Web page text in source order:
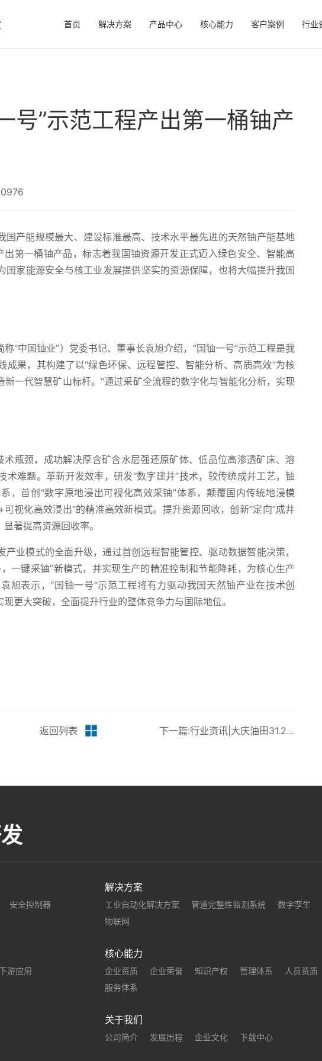
首页 解决方案 产品中心 核心能力 客户案例 行业
号”示范工程产出第一桶铀产
国产能规模最大、建设标准最高、技术水平最先进的天然铀产能基地
第一桶铀产品，标志着我国铀资源开发正式迈入绿色安全、智能高
国家能源安全与核工业发展提供坚实的资源保障，也将大幅提升我国
“中国铀业”）党委书记、董事长袁旭介绍，“国铀一号”示范工程是我
成果，其构建了以“绿色环保、远程管控、智能分析、高质高效”为核
一代智慧矿山标杆。“通过采矿全流程的数字化与智能化分析，实现
术瓶颈，成功解决厚含矿含水层强还原矿体、低品位高渗透矿床、溶
术难题。革新开发效率，研发“数字建井”技术，较传统成井工艺，铀
，首创“数字原地浸出可视化高效采铀”体系，颠覆国内传统地浸模
视化高效浸出”的精准高效新模式。提升资源回收，创新“定向”成井
著提高资源回收率。
业模式的全面升级，通过首创远程智能管控、驱动数据智能决策，
一键采铀”新模式，并实现生产的精准控制和节能降耗，为核心生产
旭表示，“国铀一号”示范工程将有力驱动我国天然铀产业在技术创
更大突破，全面提升行业的整体竞争力与国际地位。
返回列表 下一篇:行业资讯|大庆油田31.25兆瓦分散式风电工程首台风机完成关键吊装
安全控制器
解决方案
工业自动化解决方案 管道完整性监测系统
数字孪生
物联网
游应用
核心能力
企业资质 企业荣誉 知识产权 管理体系
人员资质
服务体系
关于我们
公司简介 发展历程 企业文化 下载中心